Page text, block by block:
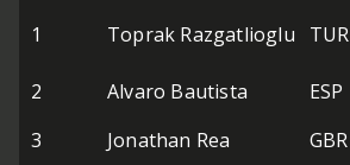
1
Toprak Razgatlioglu TUR
2 Alvaro Bautista ESP
3
Jonathan Rea GBR